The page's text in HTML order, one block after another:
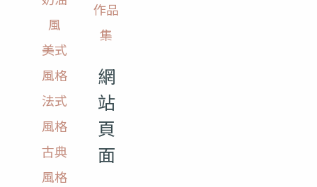
風
美式
風格
法式
風格
古典
風格
作品
集
網
站
頁
面